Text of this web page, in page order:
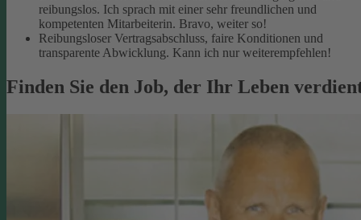
reibungslos. Ich sprach mit einer sehr freundlichen und
kompetenten Mitarbeiterin. Bravo, weiter so!
Reibungsloser Vertragsabschluss, faire Konditionen und
transparente Abwicklung. Kann ich nur weiterempfehlen!
Finden Sie den Job, der Ihr Leben